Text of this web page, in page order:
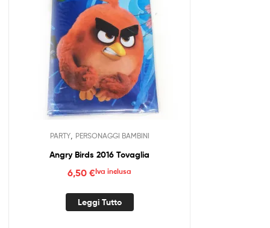
PARTY, PERSONAGGI BAMBINI
Angry Birds 2016 Tovaglia
6,50 €Iva inclusa
Leggi Tutto